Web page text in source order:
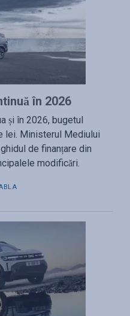
în 2026
și în 2026, bugetul
lei. Ministerul Mediului
de finanțare din
modificări.